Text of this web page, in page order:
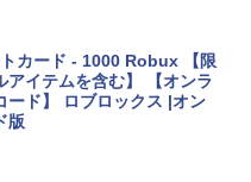
日本語キーボード、Touch I
ト
カード - 1000 Robux 【限
アイテムを含む】 【オンラ
ード】 ロブロックス |オン
版